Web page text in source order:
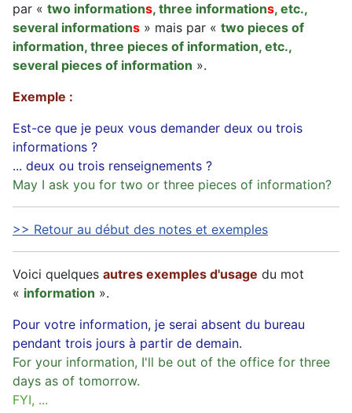
par « two informations, three informations, etc.,
several informations » mais par « two pieces of
information, three pieces of information, etc.,
several pieces of information ».
Exemple :
Est-ce que je peux vous demander deux ou trois
informations ?
... deux ou trois renseignements ?
May I ask you for two or three pieces of information?
>> Retour au début des notes et exemples
Voici quelques autres exemples d'usage du mot
« information ».
Pour votre information, je serai absent du bureau
pendant trois jours à partir de demain.
For your information, I'll be out of the office for three
days as of tomorrow.
FYI, ...